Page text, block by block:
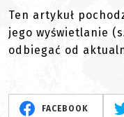
Ten artykuł
jego wyświetlanie
odbiegać od
FACEBOOK